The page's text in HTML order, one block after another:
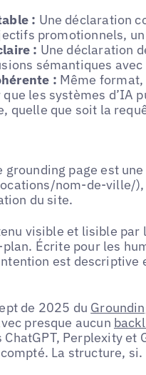
: Une déclaration
promotionnels,
: Une déclaration
sémantiques
: Même
que les systèmes
quelle que soit la
grounding page est
nom-de-ville/
du site.
visible et lisible par
Écrite pour les
est descriptive
de 2025 du
presque aucun
Perplexity
La structure, si.